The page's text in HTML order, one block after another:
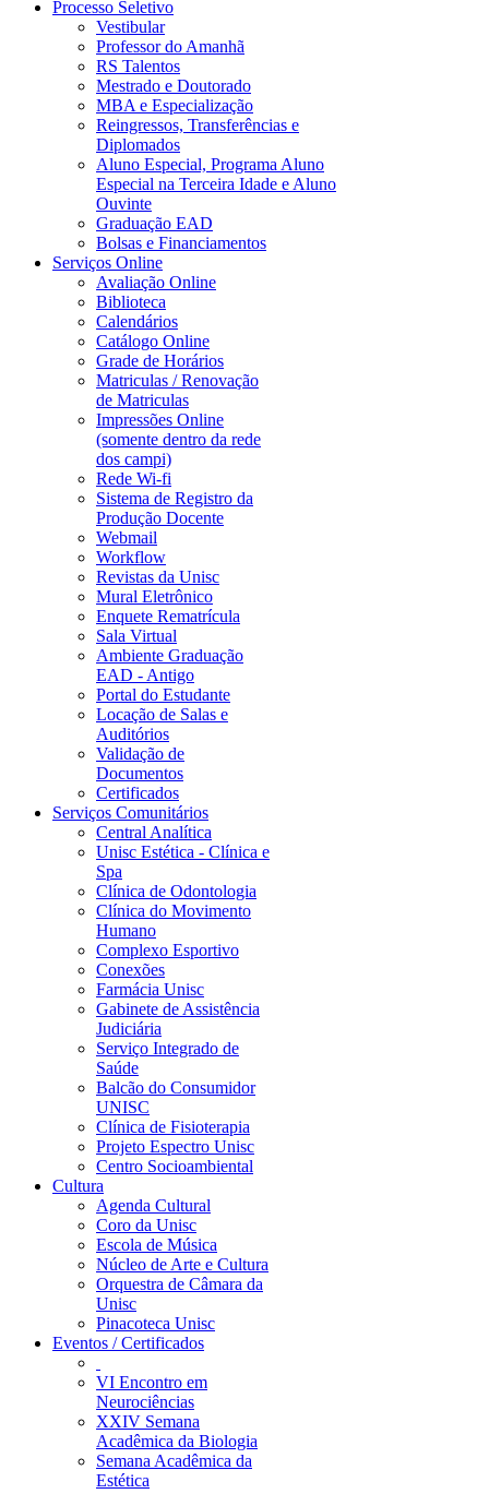
Processo Seletivo
Vestibular
Professor do Amanhã
RS Talentos
Mestrado e Doutorado
MBA e Especialização
Reingressos, Transferências e
Diplomados
Aluno Especial, Programa Aluno
Especial na Terceira Idade e Aluno
Ouvinte
Graduação EAD
Bolsas e Financiamentos
Serviços Online
Avaliação Online
Biblioteca
Calendários
Catálogo Online
Grade de Horários
Matriculas / Renovação
de Matriculas
Impressões Online
(somente dentro da rede
dos campi)
Rede Wi-fi
Sistema de Registro da
Produção Docente
Webmail
Workflow
Revistas da Unisc
Mural Eletrônico
Enquete Rematrícula
Sala Virtual
Ambiente Graduação
EAD - Antigo
Portal do Estudante
Locação de Salas e
Auditórios
Validação de
Documentos
Certificados
Serviços Comunitários
Central Analítica
Unisc Estética - Clínica e
Spa
Clínica de Odontologia
Clínica do Movimento
Humano
Complexo Esportivo
Conexões
Farmácia Unisc
Gabinete de Assistência
Judiciária
Serviço Integrado de
Saúde
Balcão do Consumidor
UNISC
Clínica de Fisioterapia
Projeto Espectro Unisc
Centro Socioambiental
Cultura
Agenda Cultural
Coro da Unisc
Escola de Música
Núcleo de Arte e Cultura
Orquestra de Câmara da
Unisc
Pinacoteca Unisc
Eventos / Certificados
VI Encontro em
Neurociências
XXIV Semana
Acadêmica da Biologia
Semana Acadêmica da
Estética